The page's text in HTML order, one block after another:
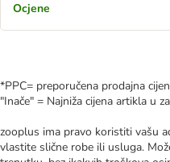
Ocjene
*PPC= preporučena prodajna
"Inače" = Najniža cijena artikla u
zooplus ima pravo koristiti vašu
vlastite slične robe ili usluga.